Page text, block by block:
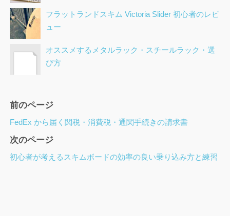
フラットランドスキム Victoria Slider 初心者のレビ
ュー
オススメするメタルラック・スチールラック・選
び方
ペ
ー
ナ
ビ
前のページ
FedEx から届く関税・消費税・通関手続きの請求書
次のページ
初心者が考えるスキムボードの効率の良い乗り込み方と練習